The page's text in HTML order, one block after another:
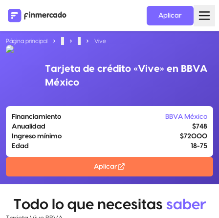
Aplicar
Página principal Vive
Tarjeta de crédito «Vive» en BBVA
México
Financiamiento
BBVA México
Anualidad
$748
Ingreso mínimo
$72000
Edad
18-75
Aplicar
Todo lo que necesitas saber